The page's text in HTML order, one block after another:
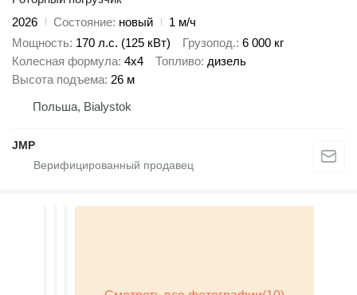
2026
Состояние новый
1 м/ч
Мощность 170 л.с. (125 кВт) Грузопод. 6 000 кг
Колесная формула 4x4 Топливо дизель
Высота подъема 26 м
Польша, Bialystok
JMP